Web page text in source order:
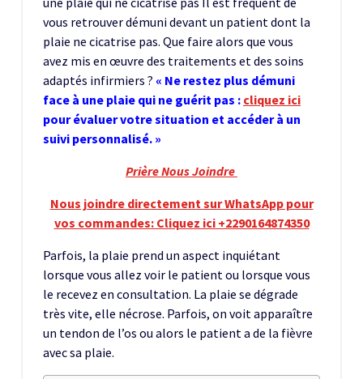
vous retrouver démuni devant un patient dont la
plaie ne cicatrise pas. Que faire alors que vous
avez mis en œuvre des traitements et des soins
adaptés infirmiers ? « Ne restez plus démuni
face à une plaie qui ne guérit pas : cliquez ici
pour évaluer votre situation et accéder à un
suivi personnalisé. »
Prière Nous Joindre
Nous joindre directement sur WhatsApp pour
vos commandes: Cliquez ici +2290164874350
Parfois, la plaie prend un aspect inquiétant
lorsque vous allez voir le patient ou lorsque vous
le recevez en consultation. La plaie se dégrade
très vite, elle nécrose. Parfois, on voit apparaître
un tendon de l’os ou alors le patient a de la fièvre
avec sa plaie.